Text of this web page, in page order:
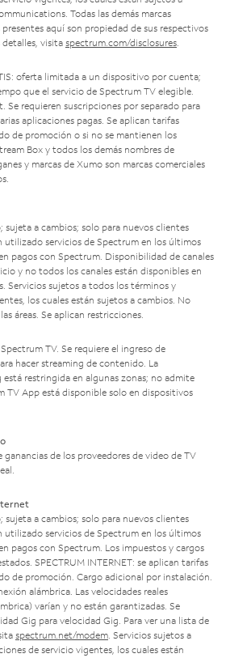
Todas las demás marcas
aquí son propiedad de sus respectivos
detalles, visita spectrum.com/disclosures.
oferta limitada a un dispositivo por cuenta;
que el servicio de Spectrum TV elegible.
Se requieren suscripciones por separado para
aplicaciones pagas. Se aplican tarifas
de promoción o si no se mantienen los
Box y todos los demás nombres de
y marcas de Xumo son marcas comerciales
a cambios; solo para nuevos clientes
utilizado servicios de Spectrum en los últimos
pagos con Spectrum. Disponibilidad de canales
y no todos los canales están disponibles en
Servicios sujetos a todos los términos y
los cuales están sujetos a cambios. No
áreas. Se aplican restricciones.
TV. Se requiere el ingreso de
hacer streaming de contenido. La
restringida en algunas zonas; no admite
TV App está disponible solo en dispositivos
ganancias de los proveedores de video de TV
a cambios; solo para nuevos clientes
utilizado servicios de Spectrum en los últimos
pagos con Spectrum. Los impuestos y cargos
SPECTRUM INTERNET: se aplican tarifas
de promoción. Cargo adicional por instalación.
alámbrica. Las velocidades reales
varían y no están garantizadas. Se
Gig para velocidad Gig. Para ver una lista de
spectrum.net/modem. Servicios sujetos a
de servicio vigentes, los cuales están